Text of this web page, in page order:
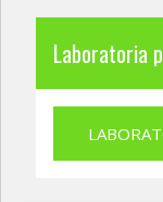
Laboratoria